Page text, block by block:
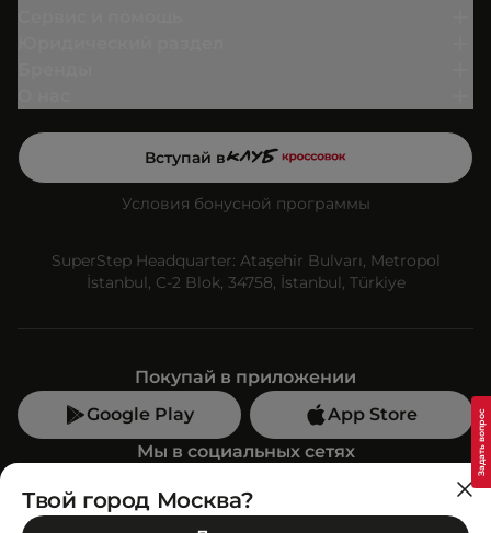
Вступай в
Условия бонусной программы
SuperStep Headquarter: Ataşehir Bulvarı, Metropol
İstanbul, C-2 Blok, 34758, İstanbul, Türkiye
Покупай в приложении
Google Play
App Store
Мы в социальных сетях
Позвони нам
Твой город Москва?